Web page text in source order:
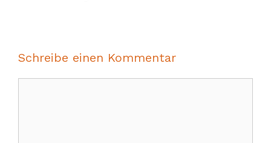
Schreibe einen Kommentar